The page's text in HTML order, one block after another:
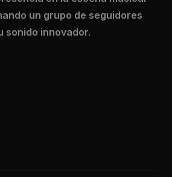
un grupo de seguidores
sonido innovador.